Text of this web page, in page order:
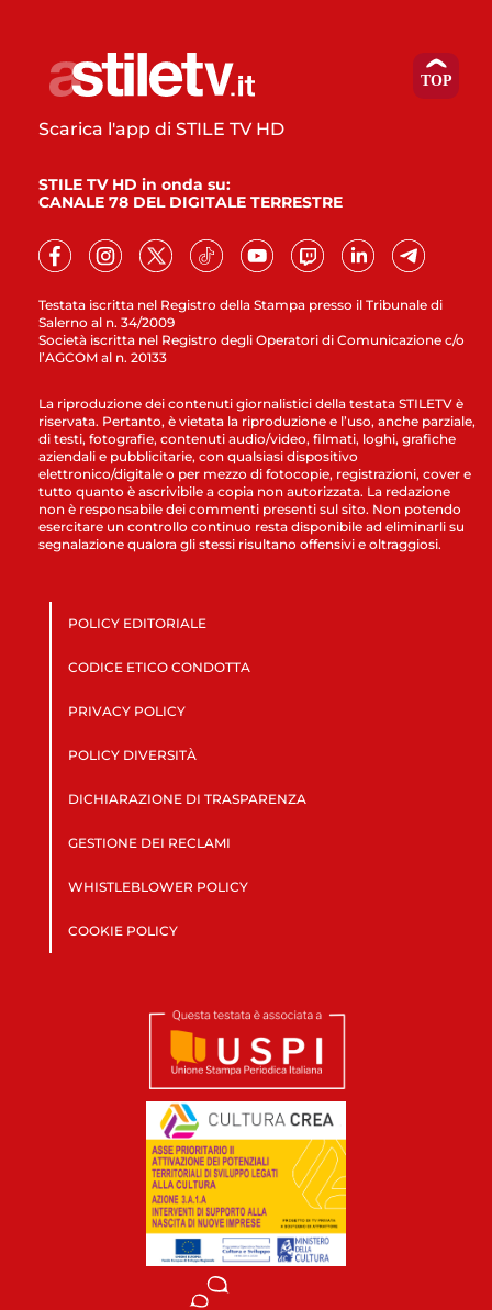
Testata iscritta nel Registro della Stampa presso il Tribunale di
Salerno al n. 34/2009
Società iscritta nel Registro degli Operatori di Comunicazione c/o
l’AGCOM al n. 20133
Scarica l'app di STILE TV HD
STILE TV HD in onda su:
CANALE 78 DEL DIGITALE TERRESTRE
La riproduzione dei contenuti giornalistici della testata STILETV è
riservata. Pertanto, è vietata la riproduzione e l’uso, anche parziale,
di testi, fotografie, contenuti audio/video, filmati, loghi, grafiche
aziendali e pubblicitarie, con qualsiasi dispositivo
elettronico/digitale o per mezzo di fotocopie, registrazioni, cover e
tutto quanto è ascrivibile a copia non autorizzata. La redazione
non è responsabile dei commenti presenti sul sito. Non potendo
esercitare un controllo continuo resta disponibile ad eliminarli su
segnalazione qualora gli stessi risultano offensivi e oltraggiosi.
POLICY EDITORIALE
CODICE ETICO CONDOTTA
PRIVACY POLICY
POLICY DIVERSITÀ
DICHIARAZIONE DI TRASPARENZA
GESTIONE DEI RECLAMI
WHISTLEBLOWER POLICY
COOKIE POLICY